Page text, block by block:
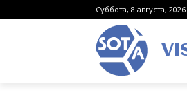
Суббота, 8 августа, 2026